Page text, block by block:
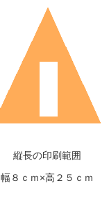
縦長の印刷範囲
幅８ｃｍ×高２５ｃｍ